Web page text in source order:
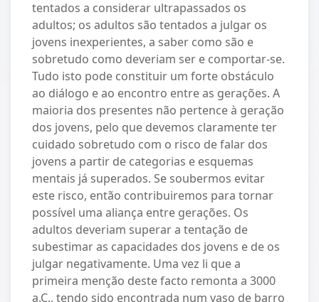
tentados a considerar ultrapassados os
adultos; os adultos são tentados a julgar os
jovens inexperientes, a saber como são e
sobretudo como deveriam ser e comportar-se.
Tudo isto pode constituir um forte obstáculo
ao diálogo e ao encontro entre as gerações. A
maioria dos presentes não pertence à geração
dos jovens, pelo que devemos claramente ter
cuidado sobretudo com o risco de falar dos
jovens a partir de categorias e esquemas
mentais já superados. Se soubermos evitar
este risco, então contribuiremos para tornar
possível uma aliança entre gerações. Os
adultos deveriam superar a tentação de
subestimar as capacidades dos jovens e de os
julgar negativamente. Uma vez li que a
primeira menção deste facto remonta a 3000
a.C., tendo sido encontrada num vaso de barro